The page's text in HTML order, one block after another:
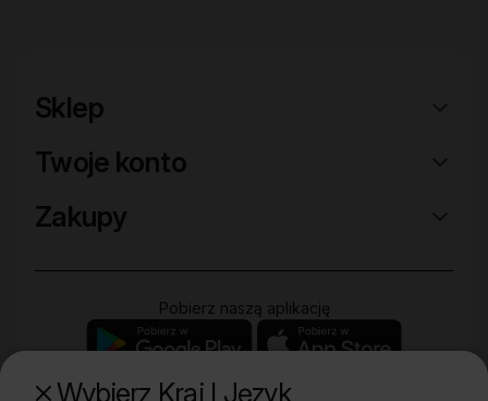
Wybierz Kraj I Język
Sklep
Twoje konto
Zakupy
Pobierz naszą aplikację